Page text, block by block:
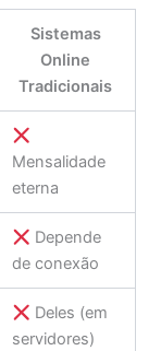
Sistemas
Online
Tradicionais
Mensalidade
eterna
Depende
de conexão
Deles (em
servidores)